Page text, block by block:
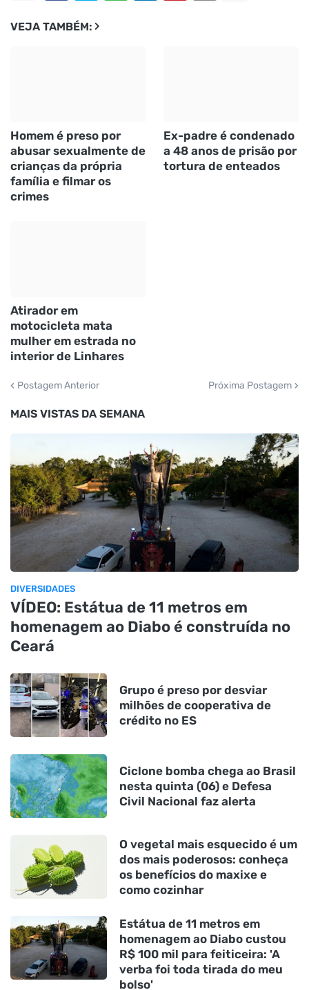
VEJA TAMBÉM:
Homem é preso por
abusar sexualmente de
crianças da própria
família e filmar os
crimes
Ex-padre é condenado
a 48 anos de prisão por
tortura de enteados
Atirador em
motocicleta mata
mulher em estrada no
interior de Linhares
Postagem Anterior Próxima Postagem
MAIS VISTAS DA SEMANA
DIVERSIDADES
VÍDEO: Estátua de 11 metros em
homenagem ao Diabo é construída no
Ceará
Grupo é preso por desviar
milhões de cooperativa de
crédito no ES
Ciclone bomba chega ao Brasil
nesta quinta (06) e Defesa
Civil Nacional faz alerta
O vegetal mais esquecido é um
dos mais poderosos: conheça
os benefícios do maxixe e
como cozinhar
Estátua de 11 metros em
homenagem ao Diabo custou
R$ 100 mil para feiticeira: 'A
verba foi toda tirada do meu
bolso'